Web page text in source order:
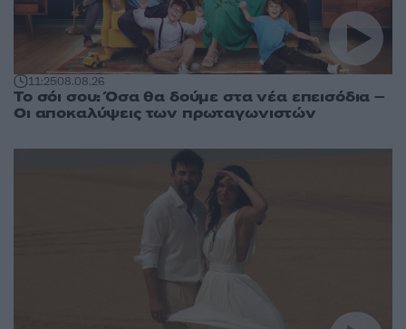
11:2508.08.26
Το σόι σου: Όσα θα δούμε στα νέα επεισόδια –
Οι αποκαλύψεις των πρωταγωνιστών